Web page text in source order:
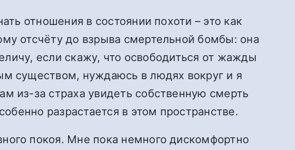
отношения в состоянии похоти – это как
отсчёту до взрыва смертельной бомбы: она
если скажу, что освободиться от жажды
существом, нуждаюсь в людях вокруг и я
из-за страха увидеть собственную смерть
разрастается в этом пространстве.
покоя. Мне пока немного дискомфортно